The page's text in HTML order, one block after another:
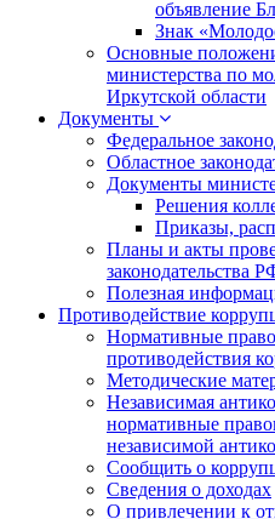
объявление
Знак
Основные
министерства по
Иркутской области
Документы
Федеральное
Областное
Документы
Решения
Приказы,
Планы и акты
законодательства
Полезная
Противодействие
Нормативные
противодействия
Методические
Независимая
нормативные
независимой
Сообщить о
Сведения о доходах
О привлечении к